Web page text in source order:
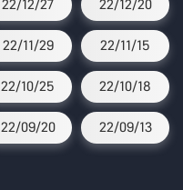
22/12/27 22/12/20
22/11/29 22/11/15
22/10/25 22/10/18
22/09/20 22/09/13